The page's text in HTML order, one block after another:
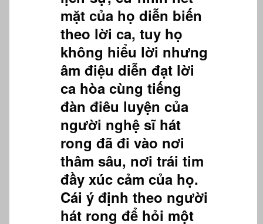
mặt của họ diễn biến
theo lời ca, tuy họ
không hiểu lời nhưng
âm điệu diễn đạt lời
ca hòa cùng tiếng
đàn điêu luyện của
người nghệ sĩ hát
rong đã đi vào nơi
thâm sâu, nơi trái tim
đầy xúc cảm của họ.
Cái ý định theo người
hát rong để hỏi một